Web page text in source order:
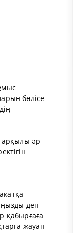
бөлісе
арқылы әр
деп
қабырғаға
жауап